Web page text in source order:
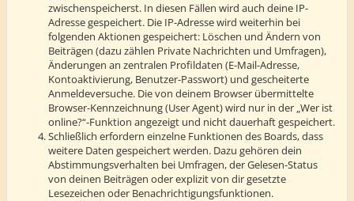
zwischenspeicherst. In diesen Fällen wird auch deine IP-
Adresse gespeichert. Die IP-Adresse wird weiterhin bei
folgenden Aktionen gespeichert: Löschen und Ändern von
Beiträgen (dazu zählen Private Nachrichten und Umfragen),
Änderungen an zentralen Profildaten (E-Mail-Adresse,
Kontoaktivierung, Benutzer-Passwort) und gescheiterte
Anmeldeversuche. Die von deinem Browser übermittelte
Browser-Kennzeichnung (User Agent) wird nur in der „Wer ist
online?“-Funktion angezeigt und nicht dauerhaft gespeichert.
Schließlich erfordern einzelne Funktionen des Boards, dass
weitere Daten gespeichert werden. Dazu gehören dein
Abstimmungsverhalten bei Umfragen, der Gelesen-Status
von deinen Beiträgen oder explizit von dir gesetzte
Lesezeichen oder Benachrichtigungsfunktionen.